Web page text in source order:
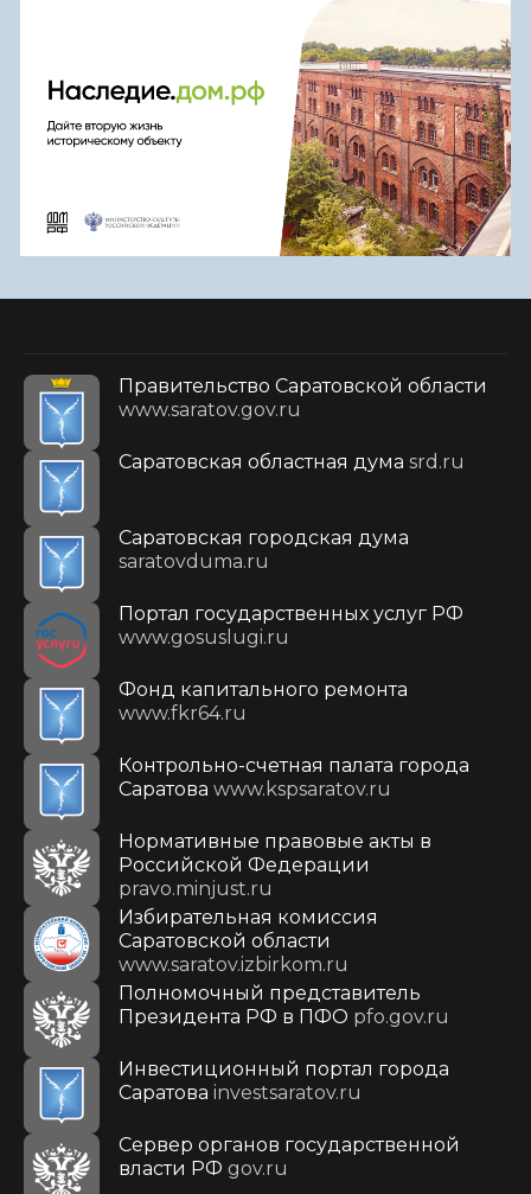
Правительство Саратовской области
www.saratov.gov.ru
Саратовская областная дума srd.ru
Саратовская городская дума
saratovduma.ru
Портал государственных услуг РФ
www.gosuslugi.ru
Фонд капитального ремонта
www.fkr64.ru
Контрольно-счетная палата города
Саратова www.kspsaratov.ru
Нормативные правовые акты в
Российской Федерации
pravo.minjust.ru
Избирательная комиссия
Саратовской области
www.saratov.izbirkom.ru
Полномочный представитель
Президента РФ в ПФО pfo.gov.ru
Инвестиционный портал города
Саратова investsaratov.ru
Сервер органов государственной
власти РФ gov.ru